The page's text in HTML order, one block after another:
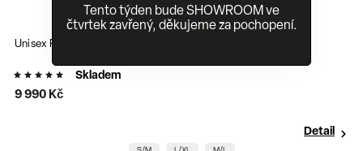
Tento týden bude SHOWROOM ve
čtvrtek zavřený, děkujeme za pochopení.